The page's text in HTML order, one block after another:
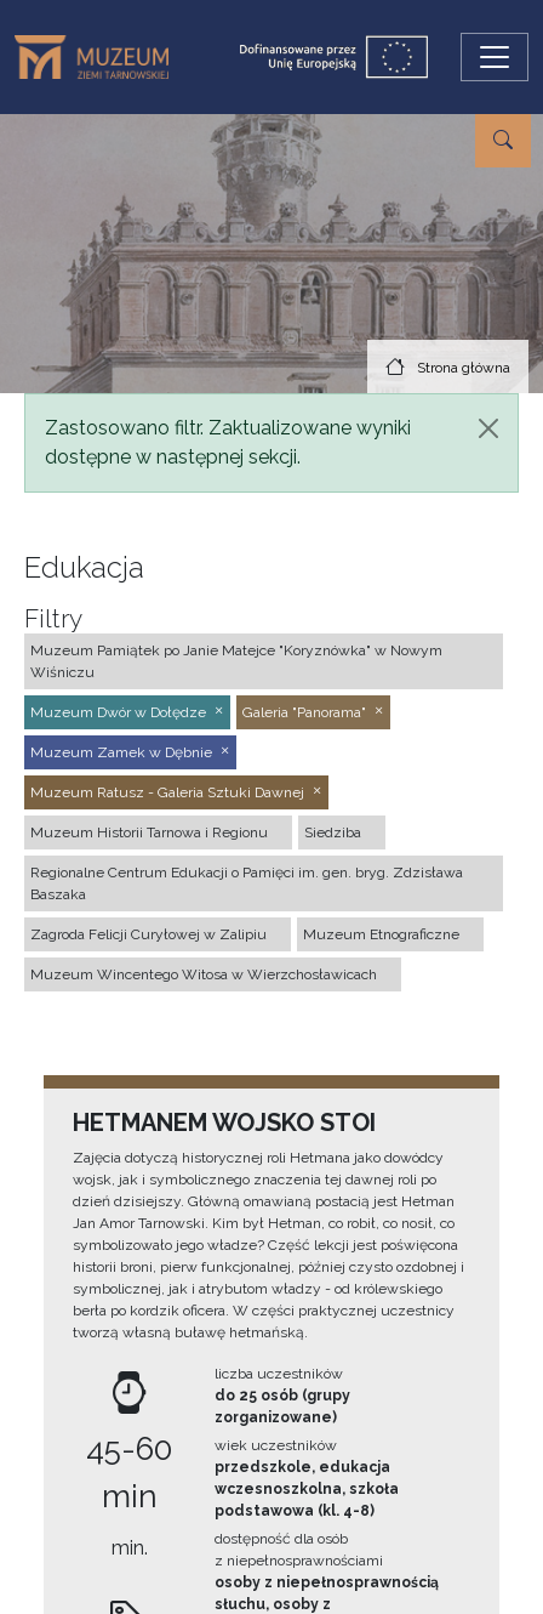
Strona główna
Komunikat
Zastosowano filtr. Zaktualizowane wyniki
dostępne w następnej sekcji.
Edukacja
Filtry
Muzeum Pamiątek po Janie Matejce "Koryznówka" w Nowym
Wiśniczu
Muzeum Dwór w Dołędze Galeria "Panorama"
Muzeum Zamek w Dębnie
Muzeum Ratusz - Galeria Sztuki Dawnej
Muzeum Historii Tarnowa i Regionu Siedziba
Regionalne Centrum Edukacji o Pamięci im. gen. bryg. Zdzisława
Baszaka
Zagroda Felicji Curyłowej w Zalipiu Muzeum Etnograficzne
Muzeum Wincentego Witosa w Wierzchosławicach
HETMANEM WOJSKO STOI
Zajęcia dotyczą historycznej roli Hetmana jako dowódcy
wojsk, jak i symbolicznego znaczenia tej dawnej roli po
dzień dzisiejszy. Główną omawianą postacią jest Hetman
Jan Amor Tarnowski. Kim był Hetman, co robił, co nosił, co
symbolizowało jego władze? Część lekcji jest poświęcona
historii broni, pierw funkcjonalnej, później czysto ozdobnej i
symbolicznej, jak i atrybutom władzy - od królewskiego
berła po kordzik oficera. W części praktycznej uczestnicy
tworzą własną buławę hetmańską.
45-60
min
min.
liczba uczestników
do 25 osób (grupy
zorganizowane)
wiek uczestników
przedszkole, edukacja
wczesnoszkolna, szkoła
podstawowa (kl. 4-8)
dostępność dla osób
z niepełnosprawnościami
osoby z niepełnosprawnością
słuchu, osoby z